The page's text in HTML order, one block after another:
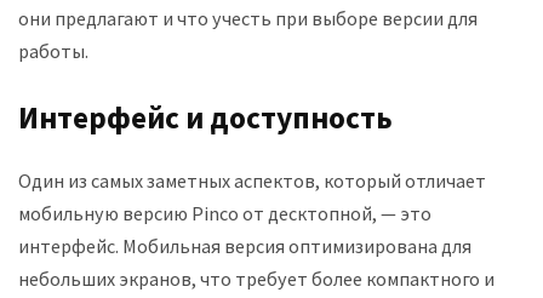
они предлагают и что учесть при выборе версии для
работы.
Интерфейс и доступность
Один из самых заметных аспектов, который отличает
мобильную версию Pinco от десктопной, — это
интерфейс. Мобильная версия оптимизирована для
небольших экранов, что требует более компактного и